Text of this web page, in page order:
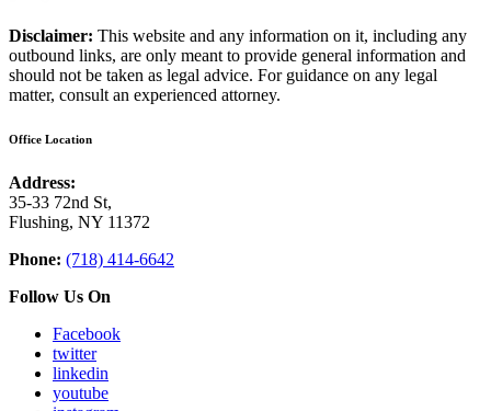
Disclaimer: This website and any information on it, including any
outbound links, are only meant to provide general information and
should not be taken as legal advice. For guidance on any legal
matter, consult an experienced attorney.
Office Location
Address:
35-33 72nd St,
Flushing, NY 11372
Phone: (718) 414-6642
Follow Us On
Facebook
twitter
linkedin
youtube